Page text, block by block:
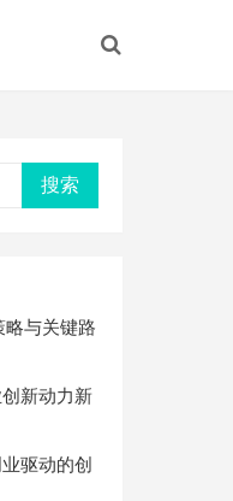
搜索
与关键路
新动力新
驱动的创